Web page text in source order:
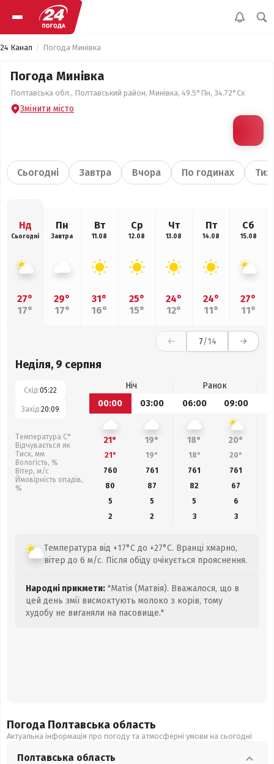
24 Канал Погода Минівка
Погода Минівка
Полтавська обл., Полтавський район, Минівка, 49.5°Пн, 34.72°Сх
Змінити місто
Сьогодні Завтра Вчора По годинах
Нд
Сьогодні
27°
17°
Пн
Завтра
29°
17°
Вт
11.08
31°
16°
Ср
12.08
25°
15°
Чт
13.08
24°
12°
Пт
14.08
24°
11°
Сб
15.08
27°
11°
7/14
Неділя, 9 серпня
Схід:05:22
Захід:20:09
Температура С°
Відчувається як
Тиск, мм
Вологість, %
Вітер, м/с
Ймовірність опадів,
%
Ніч
Ранок
00:00
03:00 06:00 09:00
21° 19° 18° 20°
21° 19° 18° 20°
760
761 761 761
80
87 82 67
5
5 5
6
2
2 3 3
Температура від +17°C до +27°C. Вранці хмарно,
вітер до 6 м/с. Після обіду очікується прояснення.
Народні прикмети: "Матія (Матвія). Вважалося, що в
цей день змії висмоктують молоко з корів, тому
худобу не виганяли на пасовище."
Погода Полтавська область
Актуальна інформація про погоду та атмосферні умови на сьогодні
Полтавська область